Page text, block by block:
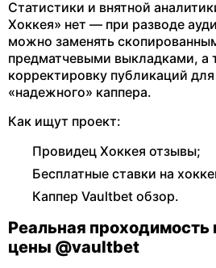
Статистики и внятной
Хоккея» нет — при разводе
можно заменять
предматчевыми выкладками, а
корректировку публикаций
«надежного» каппера.
Как ищут проект:
Провидец Хоккея отзывы;
Бесплатные ставки на
Каппер Vaultbet обзор.
Реальная проходимость
цены @vaultbet